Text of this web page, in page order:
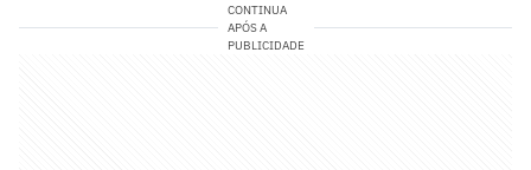
CONTINUA
APÓS A
PUBLICIDADE